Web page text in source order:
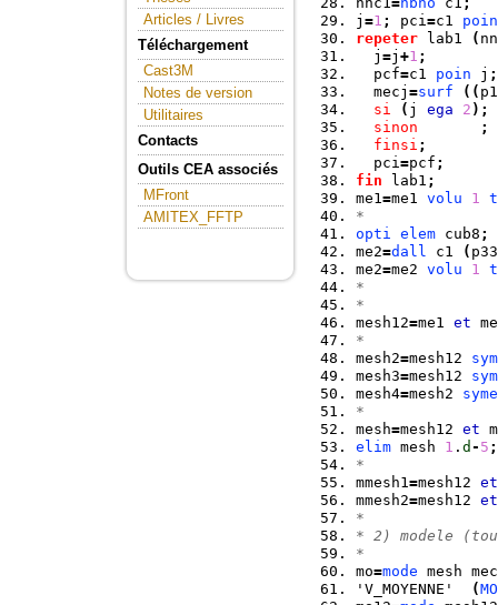
Articles / Livres
Téléchargement
Cast3M
Notes de version
Utilitaires
Contacts
Outils CEA associés
MFront
AMITEX_FFTP
j =1 ; pci=c1 poin
repeter lab1 (
  j
=j +1 ;
  pcf
=c1 poin j ;
  mecj
=surf ( (
si
( j ega 2 ) ;
sinon
;
finsi ;
  pci
=pcf ;
fin lab1 ;
me1=me1 volu 1
*
opti elem cub8 ;
me2=dall c1 (
me2=me2 volu 1
*
*
mesh12=me1 et
*
mesh2=mesh12
mesh3=mesh12
mesh4=mesh2 syme
*
mesh=mesh12 et
elim mesh 1 . d - 5 ;
*
mmesh1=mesh12 et
mmesh2=mesh12 et
*
* 2) modele
*
mo=mode mesh
'V_MOYENNE'
(